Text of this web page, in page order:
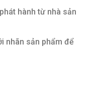
hành từ nhà sản
nhãn sản phẩm để